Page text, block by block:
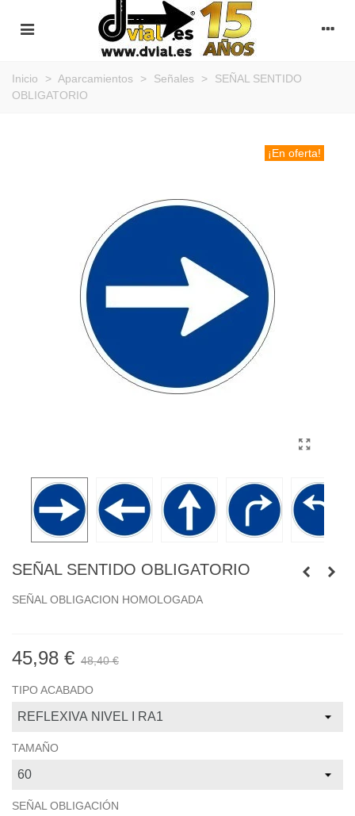
Inicio > Aparcamientos > Señales >
SEÑAL SENTIDO
OBLIGATORIO
¡En oferta!
SEÑAL SENTIDO OBLIGATORIO
SEÑAL OBLIGACION HOMOLOGADA
45,98 € 48,40 €
TIPO ACABADO
TAMAÑO
SEÑAL OBLIGACIÓN